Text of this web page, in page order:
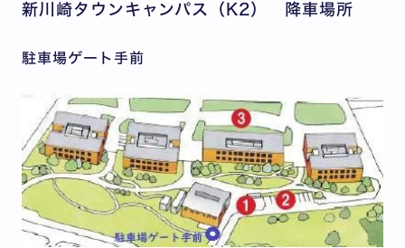
新川崎タウンキャンパス（K2） 降車場所
駐車場ゲート手前